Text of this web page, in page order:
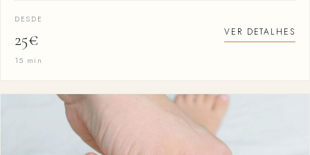
DESDE
25€ VER DETALHES
15 min